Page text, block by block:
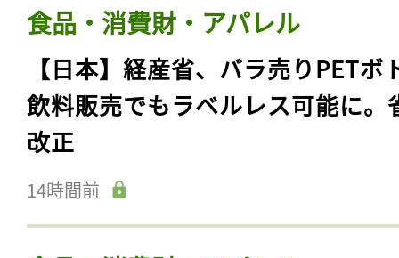
食品・消費財・アパレル
【日本】経産省、バラ売りPETボ
飲料販売でもラベルレス可能に。
改正
14時間前